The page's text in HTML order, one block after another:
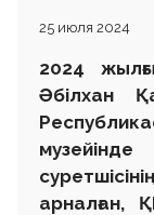
25 июля 2024
2024
Әбілхан
арналған,